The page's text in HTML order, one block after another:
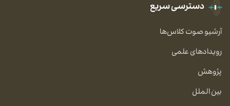
دسترسی سریع
آرشیو صوت کلاس‌ها
رویدادهای علمی
پژوهش
بین الملل